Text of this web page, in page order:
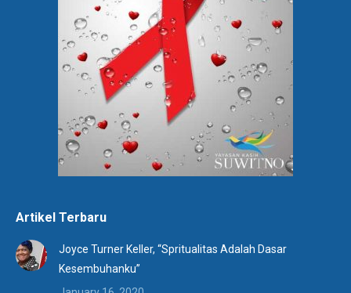
Artikel Terbaru
Joyce Turner Keller, “Spritualitas Adalah Dasar
Kesembuhanku”